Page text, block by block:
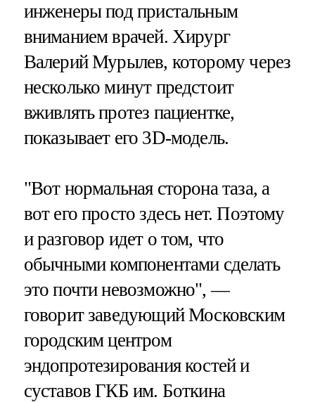
инженеры под пристальным
вниманием врачей. Хирург
Валерий Мурылев, которому через
несколько минут предстоит
вживлять протез пациентке,
показывает его 3D-модель.
"Вот нормальная сторона таза, а
вот его просто здесь нет. Поэтому
и разговор идет о том, что
обычными компонентами сделать
это почти невозможно", —
говорит заведующий Московским
городским центром
эндопротезирования костей и
суставов ГКБ им. Боткина